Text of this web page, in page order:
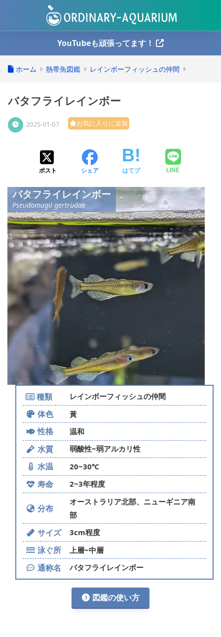
YouTubeも頑張ってます！
ホーム 熱帯魚図鑑 レインボーフィッシュの仲間
バタフライレインボー
2025-01-07 お気に入りに追加
ポスト シェア はてブ LINE
バタフライレインボー
Pseudomugil gertrudae
種類 レインボーフィッシュの仲間
体色 黃
性格 温和
水質 弱酸性~弱アルカリ性
水温 20~30℃
寿命 2~3年程度
分布
オーストラリア北部、ニューギニア南
部
サイズ 3cm程度
泳ぐ所 上層~中層
通称名 バタフライレインボー
図鑑の使い方